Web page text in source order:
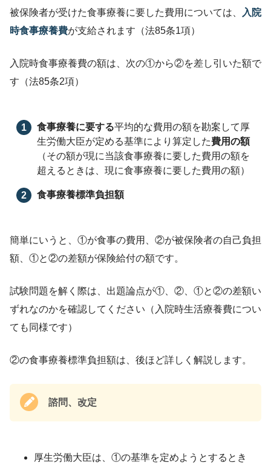
被保険者が受けた食事療養に要した費用については、
入院
時食事療養費が支給されます（法85条1項）
入院時食事療養費の額は、次の①から②を差し引いた額で
す（法85条2項）
食事療養に要する平均的な費用の額を勘案して厚
生労働大臣が定める基準により算定した費用の額
（その額が現に当該食事療養に要した費用の額を
超えるときは、現に食事療養に要した費用の額）
食事療養標準負担額
簡単にいうと、①が食事の費用、②が被保険者の自己負担
額、①と②の差額が保険給付の額です。
試験問題を解く際は、出題論点が①、②、①と②の差額い
ずれなのかを確認してください（入院時生活療養費につい
ても同様です）
②の食事療養標準負担額は、後ほど詳しく解説します。
諮問、改定
厚生労働大臣は、①の基準を定めようとするとき